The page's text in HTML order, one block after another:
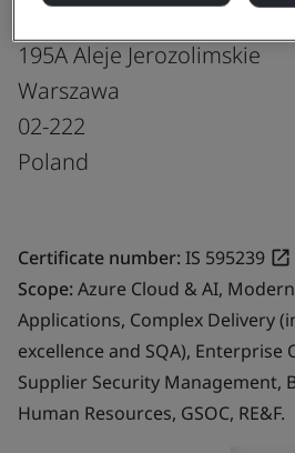
195A Aleje Jerozolimskie
Warszawa
02-222
Poland
Certificate number:IS 595239
Scope:Azure Cloud & AI,
Applications, Complex Delivery
excellence and SQA),
Supplier Security Management,
Human Resources, GSOC, RE&F.